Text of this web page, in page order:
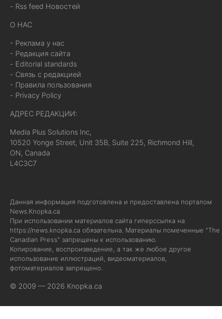
- Rss feed Новостей
О НАС
- Реклама у нас
- Редакция сайта
- Editorial standards
- Связь с редакцией
- Правила пользования
- Privacy Policy
АДРЕС РЕДАКЦИИ:
Media Plus Solutions Inc,
10520 Yonge Street, Unit 35B, Suite 225, Richmond Hill,
ON, Canada
L4C3C7
Данная информация подготовлена и предоставлена порталом
News.Knopka.ca
При использовании материалов сайта гиперссылка на
https://news.knopka.ca обязательна. Материалы помеченные "The
Canadian Press" запрещены к использованию.
Копирование, воспроизведение, а так же любое другое
использование иллюстраций, видеоматериалов,
фотоматериалов запрещено.
© 2009 — 2026 Knopka.ca